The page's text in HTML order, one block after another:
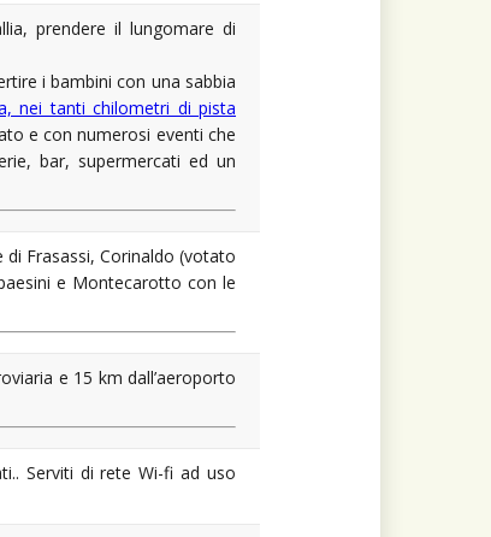
prendere il lungomare di
i bambini con una sabbia
nei tanti chilometri di pista
e con numerosi eventi che
bar, supermercati ed un
Frasassi, Corinaldo (votato
e Montecarotto con le
e 15 km dall’aeroporto
Serviti di rete Wi-fi ad uso